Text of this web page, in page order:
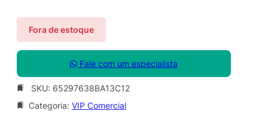
Fora de estoque
Fale com um especialista
SKU: 65297638BA13C12
Categoria: VIP Comercial